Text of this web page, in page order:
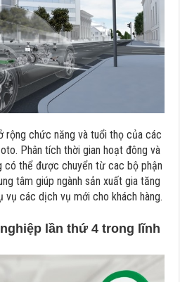
rộng chức năng và tuổi thọ của các
Phân tích thời gian hoạt đông và
có thể được chuyển từ cac bộ phận
tâm giúp ngành sản xuất gia tăng
vụ các dịch vụ mới cho khách hàng.
lần thứ 4 trong lĩnh